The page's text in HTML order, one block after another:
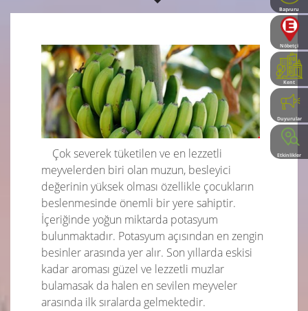
Başvuru
Rehberi
Nöbetçi
Eczaneler
Kent
Rehberi
Duyurular
Etkinlikler
Çok severek tüketilen ve en lezzetli
meyvelerden biri olan muzun, besleyici
değerinin yüksek olması özellikle çocukların
beslenmesinde önemli bir yere sahiptir.
İçeriğinde yoğun miktarda potasyum
bulunmaktadır. Potasyum açısından en zengin
besinler arasında yer alır. Son yıllarda eskisi
kadar aroması güzel ve lezzetli muzlar
bulamasak da halen en sevilen meyveler
arasında ilk sıralarda gelmektedir.